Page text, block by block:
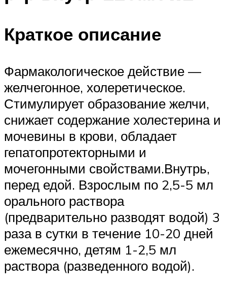
Краткое описание
Фармакологическое действие —
желчегонное, холеретическое.
Стимулирует образование желчи,
снижает содержание холестерина и
мочевины в крови, обладает
гепатопротекторными и
мочегонными свойствами.Внутрь,
перед едой. Взрослым по 2,5-5 мл
орального раствора
(предварительно разводят водой) 3
раза в сутки в течение 10-20 дней
ежемесячно, детям 1-2,5 мл
раствора (разведенного водой).